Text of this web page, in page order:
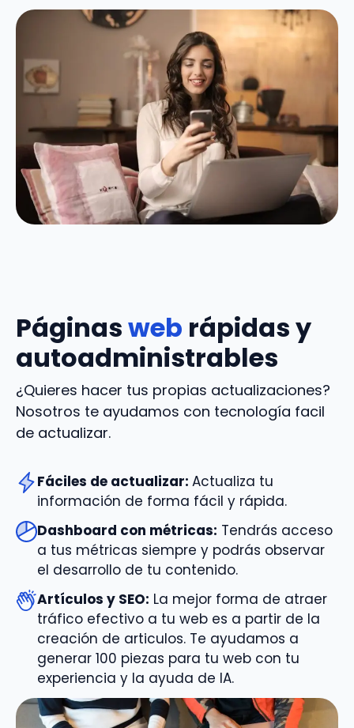
Páginasweb rápidas y
autoadministrables
¿Quieres hacer tus propias actualizaciones?
Nosotros te ayudamos con tecnología facil
de actualizar.
Fáciles de actualizar: Actualiza tu
información de forma fácil y rápida.
Dashboard con métricas: Tendrás acceso
a tus métricas siempre y podrás observar
el desarrollo de tu contenido.
Artículos y SEO: La mejor forma de atraer
tráfico efectivo a tu web es a partir de la
creación de articulos. Te ayudamos a
generar 100 piezas para tu web con tu
experiencia y la ayuda de IA.